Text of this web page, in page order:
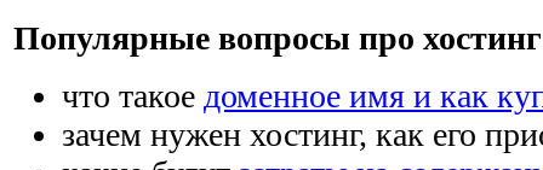
Популярные вопросы про
что такое доменное имя и как
зачем нужен хостинг, как его